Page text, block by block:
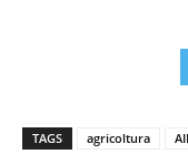
TAGS agricoltura